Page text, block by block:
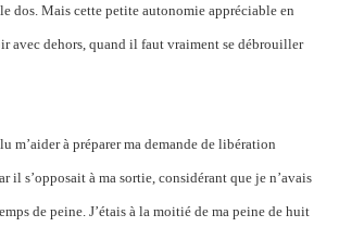
dos. Mais cette petite autonomie appréciable en
avec dehors, quand il faut vraiment se débrouiller
m’aider à préparer ma demande de libération
il s’opposait à ma sortie, considérant que je n’avais
de peine. J’étais à la moitié de ma peine de huit